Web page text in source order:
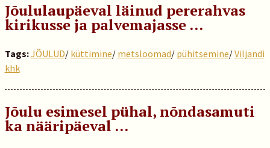
Jõululaupäeval läinud pererahvas
kirikusse ja palvemajasse …
Tags:JÕULUD/ küttimine/ metsloomad/ pühitsemine/Viljandi
khk
Jõulu esimesel pühal, nõndasamuti
ka nääripäeval …